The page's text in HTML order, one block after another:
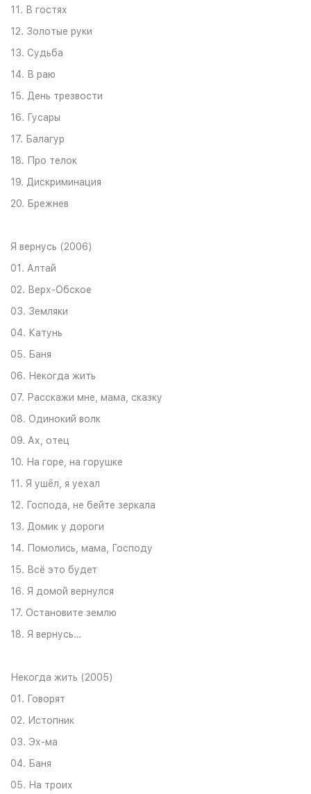
11. В гостях
12. Золотые руки
13. Судьба
14. В раю
15. День трезвости
16. Гусары
17. Балагур
18. Про телок
19. Дискриминация
20. Брежнев
Я вернусь (2006)
01. Алтай
02. Верх-Обское
03. Земляки
04. Катунь
05. Баня
06. Некогда жить
07. Расскажи мне, мама, сказку
08. Одинокий волк
09. Ах, отец
10. На горе, на горушке
11. Я ушёл, я уехал
12. Господа, не бейте зеркала
13. Домик у дороги
14. Помолись, мама, Господу
15. Всё это будет
16. Я домой вернулся
17. Остановите землю
18. Я вернусь…
Некогда жить (2005)
01. Говорят
02. Истопник
03. Эх-ма
04. Баня
05. На троих